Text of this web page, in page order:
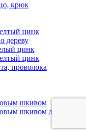
крюк
цинк
дереву
цинк
цинк
проволока
шкивом
шкивом двойные